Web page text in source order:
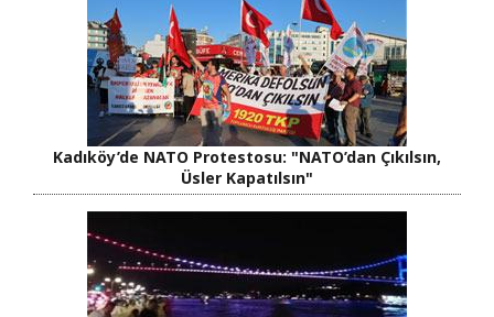
Kadıköy’de NATO Protestosu: "NATO’dan Çıkılsın,
Üsler Kapatılsın"